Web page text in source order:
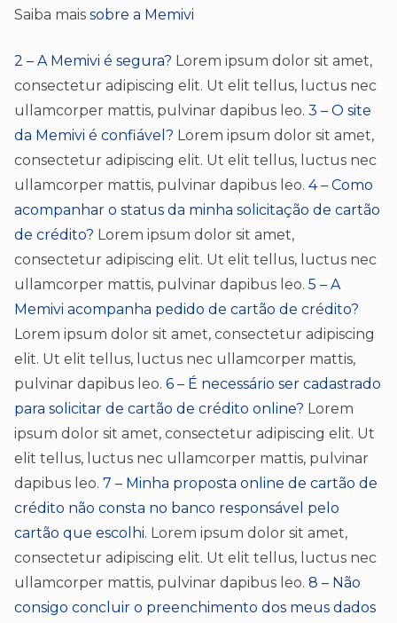
Saiba mais sobre a Memivi
2 – A Memivi é segura? Lorem ipsum dolor sit amet,
consectetur adipiscing elit. Ut elit tellus, luctus nec
ullamcorper mattis, pulvinar dapibus leo. 3 – O site
da Memivi é confiável? Lorem ipsum dolor sit amet,
consectetur adipiscing elit. Ut elit tellus, luctus nec
ullamcorper mattis, pulvinar dapibus leo. 4 – Como
acompanhar o status da minha solicitação de cartão
de crédito? Lorem ipsum dolor sit amet,
consectetur adipiscing elit. Ut elit tellus, luctus nec
ullamcorper mattis, pulvinar dapibus leo. 5 – A
Memivi acompanha pedido de cartão de crédito?
Lorem ipsum dolor sit amet, consectetur adipiscing
elit. Ut elit tellus, luctus nec ullamcorper mattis,
pulvinar dapibus leo. 6 – É necessário ser cadastrado
para solicitar de cartão de crédito online? Lorem
ipsum dolor sit amet, consectetur adipiscing elit. Ut
elit tellus, luctus nec ullamcorper mattis, pulvinar
dapibus leo. 7 – Minha proposta online de cartão de
crédito não consta no banco responsável pelo
cartão que escolhi. Lorem ipsum dolor sit amet,
consectetur adipiscing elit. Ut elit tellus, luctus nec
ullamcorper mattis, pulvinar dapibus leo. 8 – Não
consigo concluir o preenchimento dos meus dados